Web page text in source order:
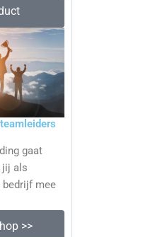
gaat
jij als
bedrijf mee
>>